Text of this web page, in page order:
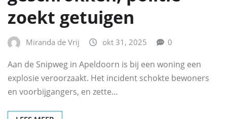
zoekt getuigen
Miranda de Vrij okt 31, 2025 0
Aan de Snipweg in Apeldoorn is bij een woning een
explosie veroorzaakt. Het incident schokte bewoners
en voorbijgangers, en zette…